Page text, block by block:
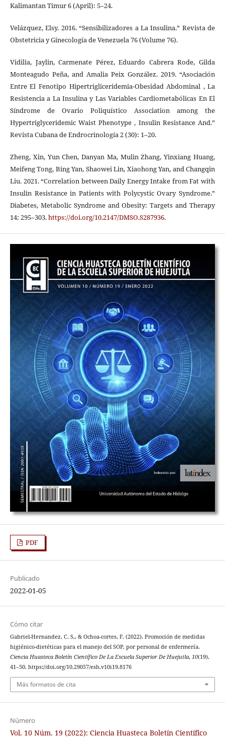
Kalimantan Timur 6 (April): 5–24.
Velázquez, Elsy. 2016. “Sensibilizadores a La Insulina.” Revista de
Obstetricia y Ginecología de Venezuela 76 (Volume 76).
Vidilia, Jaylin, Carmenate Pérez, Eduardo Cabrera Rode, Gilda
Monteagudo Peña, and Amalia Peix González. 2019. “Asociación
Entre El Fenotipo Hipertrigliceridemia-Obesidad Abdominal , La
Resistencia a La Insulina y Las Variables Cardiometabólicas En El
Síndrome de Ovario Poliquístico Association among the
Hypertriglyceridemic Waist Phenotype , Insulin Resistance And.”
Revista Cubana de Endrocrinología 2 (30): 1–20.
Zheng, Xin, Yun Chen, Danyan Ma, Mulin Zhang, Yinxiang Huang,
Meifeng Tong, Bing Yan, Shaowei Lin, Xiaohong Yan, and Changqin
Liu. 2021. “Correlation between Daily Energy Intake from Fat with
Insulin Resistance in Patients with Polycystic Ovary Syndrome.”
Diabetes, Metabolic Syndrome and Obesity: Targets and Therapy
14: 295–303.https://doi.org/10.2147/DMSO.S287936.
PDF
Publicado
2022-01-05
Cómo citar
Gabriel-Hernandez, C. S., & Ochoa-cortes, F. (2022). Promoción de medidas
higiénico-dietéticas para el manejo del SOP, por personal de enfermería.
Ciencia Huasteca Boletín Científico De La Escuela Superior De Huejutla, 10(19),
41–50. https://doi.org/10.29057/esh.v10i19.8176
Más formatos de cita
Número
Vol. 10 Núm. 19 (2022): Ciencia Huasteca Boletín Científico